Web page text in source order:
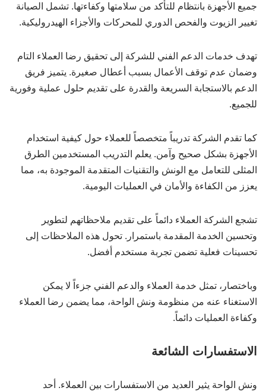
جميع الأجهزة بانتظام للتأكد من سلامتها وكفاءتها. تشمل الصيانة
تغيير الزيوت والفحص الدوري للمحركات والأجزاء الهيدروليكية.
تهدف خدمات الدعم الفني للشركة إلى تحقيق رضا العملاء التام
وضمان عدم توقف الأعمال بسبب أعطال صغيرة. يتميز فريق
الدعم بالاستجابة السريعة والقدرة على تقديم حلول عملية وفورية
للجميع.
كما تقدم الشركة تدريباً متخصصاً للعملاء حول كيفية استخدام
الأجهزة بشكل صحيح وآمن. يعلم التدريب المستخدمين الطرق
المثلى للتعامل مع الونش والتقنيات المتقدمة الموجودة به، مما
يعزز من الكفاءة والأمان في العمليات اليومية.
تشجع الشركة العملاء دائماً على تقديم ملاحظاتهم لتطوير
وتحسين الخدمة المقدمة باستمرار. تحول هذه الملاحظات إلى
تحسينات فعلية تضمن تجربة مستخدم أفضل.
وباختصار، تمثل خدمة العملاء والدعم الفني جزءاً لا يمكن
الاستغناء عنه من منظومة ونش الواحة، مما يضمن رضا العملاء
وكفاءة العمليات دائماً.
الاستفسارات الشائعة
ونش الواحة يثير العديد من الاستفسارات بين العملاء. أحد